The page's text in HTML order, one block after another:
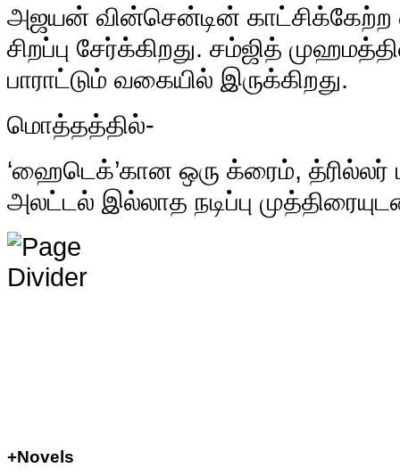
அஜயன் வின்சென்டின் காட்சிக்கேற்ற
சிறப்பு சேர்க்கிறது. சம்ஜித்
பாராட்டும் வகையில் இருக்கிறது.
மொத்தத்தில்-
‘ஹைடெக்’கான ஒரு க்ரைம், த்ரில்லர்
அலட்டல் இல்லாத நடிப்பு
+Novels